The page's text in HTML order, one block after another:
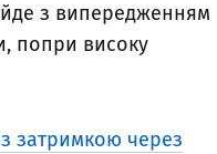
з випередженням
попри високу
затримкою через